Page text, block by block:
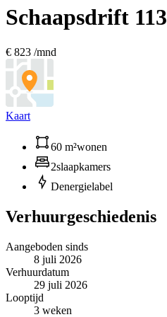
Schaapsdrift 113
€ 823 /mnd
Kaart
60 m²wonen
2slaapkamers
Denergielabel
Verhuurgeschiedenis
Aangeboden sinds
8 juli 2026
Verhuurdatum
29 juli 2026
Looptijd
3 weken